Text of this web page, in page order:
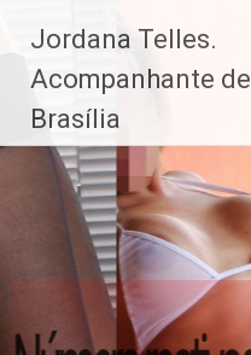
paraJordana Telles.
Acompanhante de
Brasília